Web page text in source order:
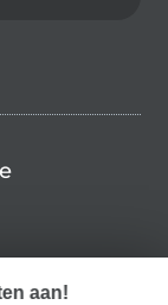
aan!